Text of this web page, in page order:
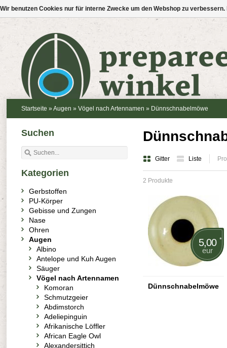
Startseite » Augen » Vögel nach Artennamen » Dünnschnabelmöwe
Gitter Liste
2 Produkte
5,00 *
eur
Dünnschnabelmöwe
Suchen
Kategorien
Gerbstoffen
PU-Körper
Gebisse und Zungen
Nase
Ohren
Augen
Albino
Antelope und Kuh Augen
Säuger
Vögel nach Artennamen
Komoran
Schmutzgeier
Abdimstorch
Adeliepinguin
Afrikanische Löffler
African Eagle Owl
Alexandersittich
Wir benutzen Cookies nur für interne Zwecke um den Webshop zu